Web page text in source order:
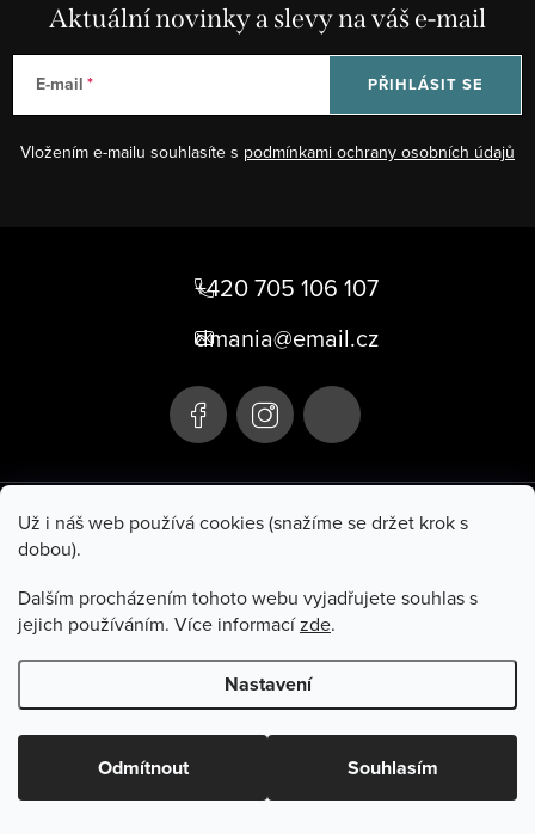
Už i náš web používá cookies (snažíme se držet krok s
dobou).
Dalším procházením tohoto webu vyjadřujete souhlas s
jejich používáním. Více informacízde.
Nastavení
Odmítnout Souhlasím
Aktuální novinky a slevy na váš e-mail
E-mail
Vložením e-mailu souhlasíte s podmínkami ochrany osobních údajů
PŘIHLÁSIT SE
+420 705 106 107
dmania@email.cz
+420 705 106 107
Informace pro vás
Copyright 2026Dmania. Všechna práva vyhrazena.